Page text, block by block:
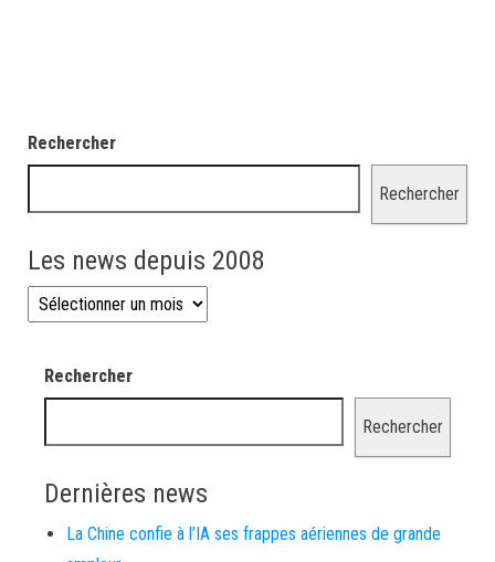
Rechercher
Rechercher
Les news depuis 2008
Les news depuis 2008
Rechercher
Rechercher
Dernières news
La Chine confie à l’IA ses frappes aériennes de grande